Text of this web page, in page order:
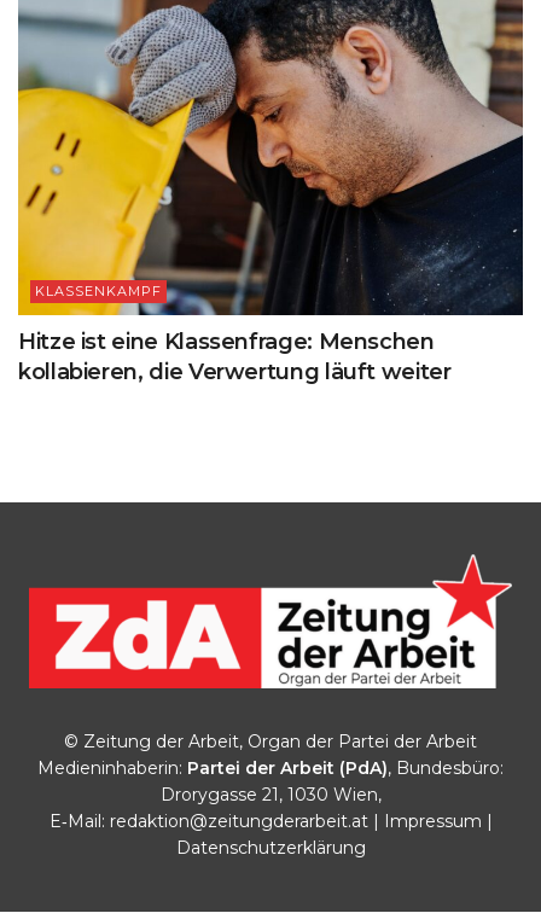
KLASSENKAMPF
Hitze ist eine Klassenfrage: Menschen
kollabieren, die Verwertung läuft weiter
© Zeitung der Arbeit, Organ der Partei der Arbeit
Medieninhaberin: Partei der Arbeit (PdA), Bundesbüro:
Drorygasse 21, 1030 Wien,
E‑Mail: redaktion@zeitungderarbeit.at| Impressum |
Datenschutzerklärung